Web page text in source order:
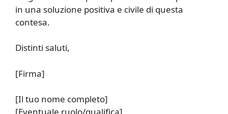
in una soluzione positiva e civile di questa
contesa.
Distinti saluti,
[Firma]
[Il tuo nome completo]